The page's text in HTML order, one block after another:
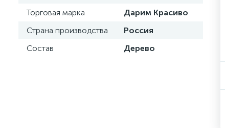
Торговая марка
Дарим Красиво
Страна производства
Россия
Состав
Дерево